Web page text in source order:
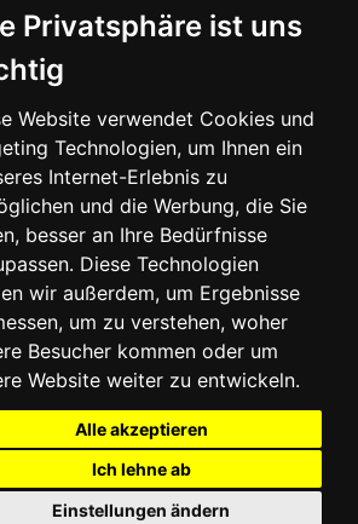
Cookies, um Ihr
und
anzuzeigen. Die
Website bestätigt
von Cookies.
Privatsphäre ist uns
Website verwendet Cookies und
Technologien, um Ihnen ein
Internet-Erlebnis zu
und die Werbung, die Sie
besser an Ihre Bedürfnisse
Diese Technologien
wir außerdem, um Ergebnisse
um zu verstehen, woher
Besucher kommen oder um
Website weiter zu entwickeln.
Alle akzeptieren
Ich lehne ab
Einstellungen ändern
Whatsapp
Nachricht senden
Adresse
Straße 104
33604 Bielefeld
|AGB|Kontakt
Fragen)|Hinweispflicht zur
Batterieentsorgung